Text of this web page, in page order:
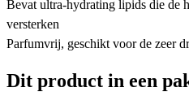
Bevat ultra-hydrating lipids die de
versterken
Parfumvrij, geschikt voor de zeer
Dit product in een